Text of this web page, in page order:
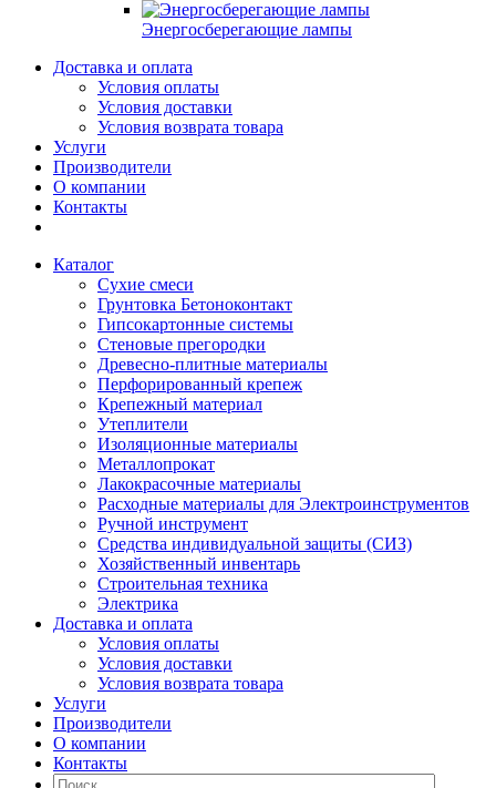
Энергосберегающие лампы
Доставка и оплата
Условия оплаты
Условия доставки
Условия возврата товара
Услуги
Производители
О компании
Контакты
Каталог
Сухие смеси
Грунтовка Бетоноконтакт
Гипсокартонные системы
Стеновые прегородки
Древесно-плитные материалы
Перфорированный крепеж
Крепежный материал
Утеплители
Изоляционные материалы
Металлопрокат
Лакокрасочные материалы
Расходные материалы для Электроинструментов
Ручной инструмент
Средства индивидуальной защиты (СИЗ)
Хозяйственный инвентарь
Строительная техника
Электрика
Доставка и оплата
Условия оплаты
Условия доставки
Условия возврата товара
Услуги
Производители
О компании
Контакты